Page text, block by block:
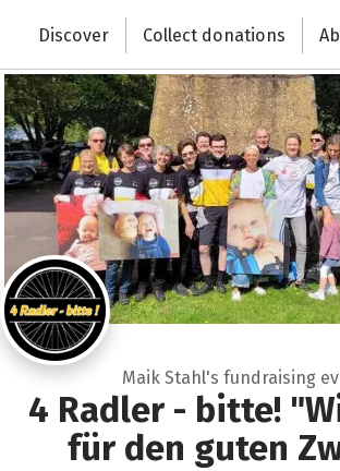
Change the world with your donation
Discover Collect donations
Maik Stahl's fundraising
4 Radler - bitte!
für den guten